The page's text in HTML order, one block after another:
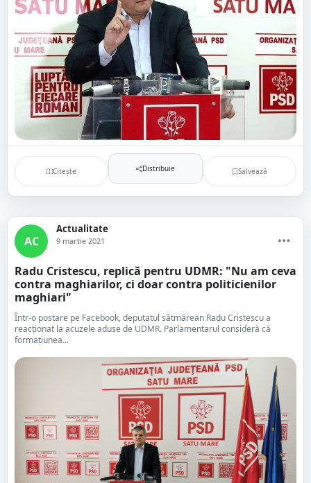
Citește Distribuie Salvează
AC
Actualitate
9 martie 2021
Radu Cristescu, replică pentru UDMR: "Nu am ceva
contra maghiarilor, ci doar contra politicienilor
maghiari"
Într-o postare pe Facebook, deputatul sătmărean Radu Cristescu a
reacționat la acuzele aduse de UDMR. Parlamentarul consideră că
formațiunea...